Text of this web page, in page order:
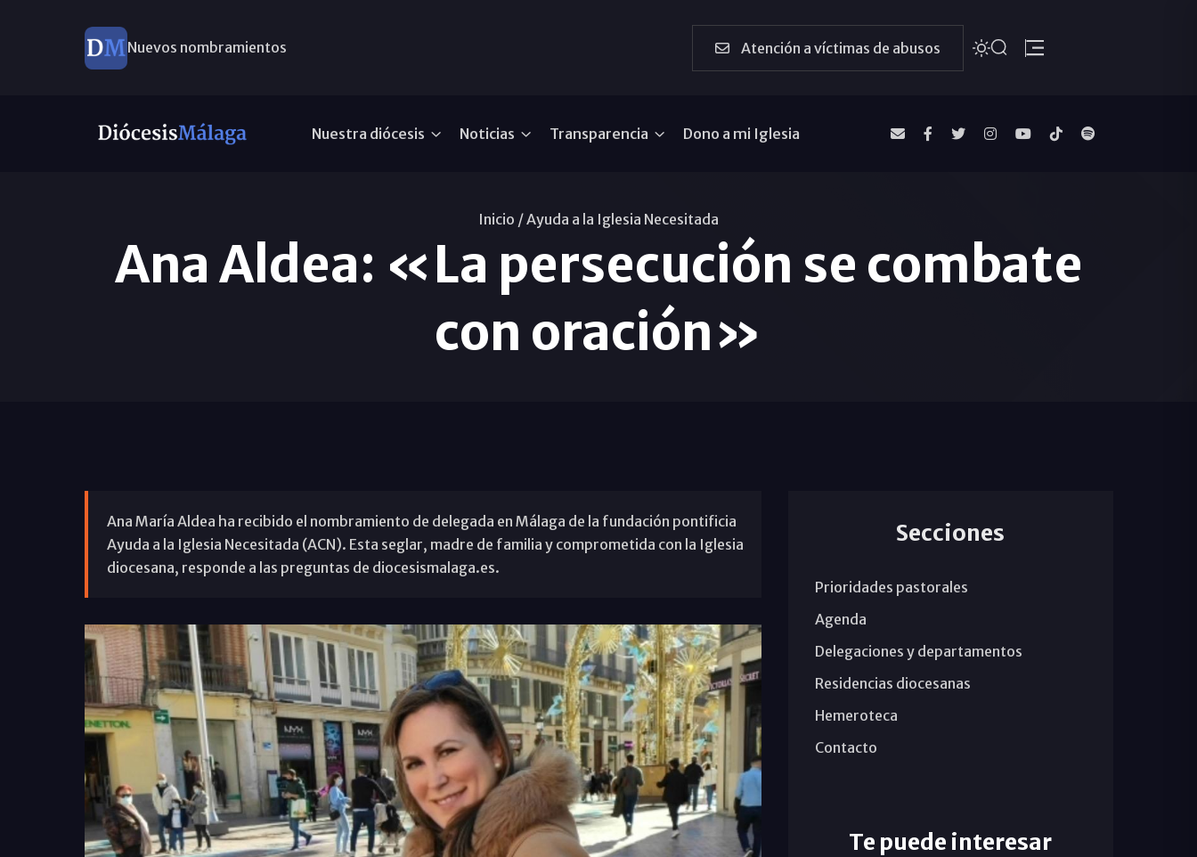
Nuevos nombramientos Atención a víctimas de abusos
Nuestra diócesis Noticias Transparencia Dono a mi Iglesia
Inicio /Ayuda a la Iglesia Necesitada
Ana Aldea: «La persecución se combate
con oración»
Ana María Aldea ha recibido el nombramiento de delegada en Málaga de la fundación pontificia
Ayuda a la Iglesia Necesitada (ACN). Esta seglar, madre de familia y comprometida con la Iglesia
diocesana, responde a las preguntas de diocesismalaga.es.
Secciones
Prioridades pastorales
Agenda
Delegaciones y departamentos
Residencias diocesanas
Hemeroteca
Contacto
Te puede interesar